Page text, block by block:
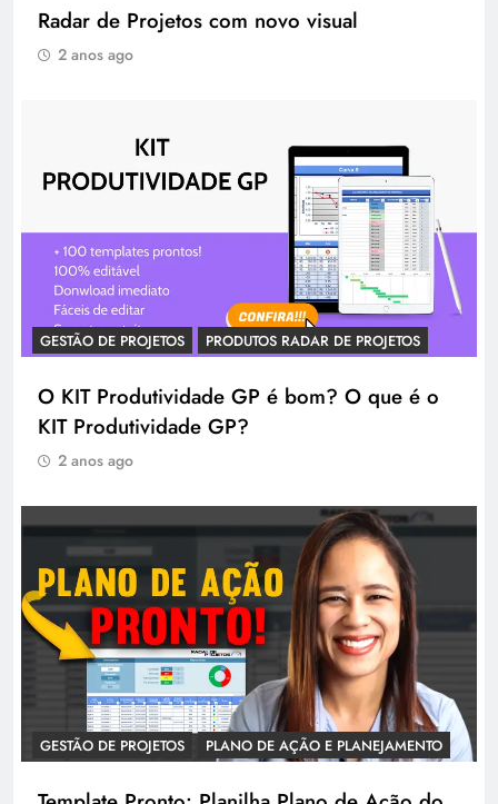
Radar de Projetos com novo visual
2 anos ago
GESTÃO DE PROJETOS PRODUTOS RADAR DE PROJETOS
O KIT Produtividade GP é bom? O que é o
KIT Produtividade GP?
2 anos ago
GESTÃO DE PROJETOS PLANO DE AÇÃO E PLANEJAMENTO